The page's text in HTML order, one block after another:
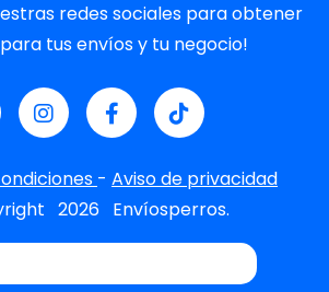
redes sociales para obtener
tus envíos y tu negocio!
- Aviso de privacidad
2026 Envíosperros.